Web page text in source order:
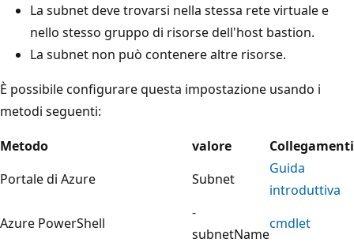
La subnet deve trovarsi nella stessa rete virtuale e
nello stesso gruppo di risorse dell'host bastion.
La subnet non può contenere altre risorse.
È possibile configurare questa impostazione usando i
metodi seguenti:
Metodo
valore
Collegamenti
Portale di Azure
Subnet
Guida
introduttiva
Azure PowerShell
-
subnetName
cmdlet